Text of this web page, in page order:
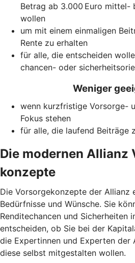
Betrag ab 3.000 Euro mittel-
wollen
um mit einem einmaligen
Rente zu erhalten
für alle, die entscheiden
chancen- oder
Weniger
wenn kurzfristige Vorsorge-
Fokus stehen
für alle, die laufend Beiträge
Die modernen
konzepte
Die Vorsorgekonzepte der Allianz
Bedürfnisse und Wünsche. Sie
Renditechancen und Sicherheiten
entscheiden, ob Sie bei der
die Expertinnen und Experten der
diese selbst mitgestalten wollen.